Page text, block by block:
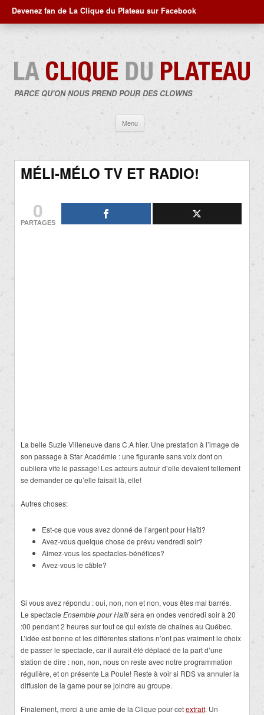
Devenez fan de La Clique du Plateau sur Facebook
PARCE QU'ON NOUS PREND POUR DES CLOWNS
Menu
contenu
MÉLI-MÉLO TV ET RADIO!
0
PARTAGES
La belle Suzie Villeneuve dans C.A hier. Une prestation à l’image de
son passage à Star Académie : une figurante sans voix dont on
oubliera vite le passage! Les acteurs autour d’elle devaient tellement
se demander ce qu’elle faisait là, elle!
Autres choses:
Est-ce que vous avez donné de l’argent pour Haïti?
Avez-vous quelque chose de prévu vendredi soir?
Aimez-vous les spectacles-bénéfices?
Avez-vous le câble?
Si vous avez répondu : oui, non, non et non, vous êtes mal barrés.
Le spectacle Ensemble pour Haïtisera en ondes vendredi soir à 20
:00 pendant 2 heures sur tout ce qui existe de chaînes au Québec.
L’idée est bonne et les différentes stations n’ont pas vraiment le choix
de passer le spectacle, car il aurait été déplacé de la part d’une
station de dire : non, non, nous on reste avec notre programmation
régulière, et on présente La Poule! Reste à voir si RDS va annuler la
diffusion de la game pour se joindre au groupe.
Finalement, merci à une amie de la Clique pour cetextrait. Un